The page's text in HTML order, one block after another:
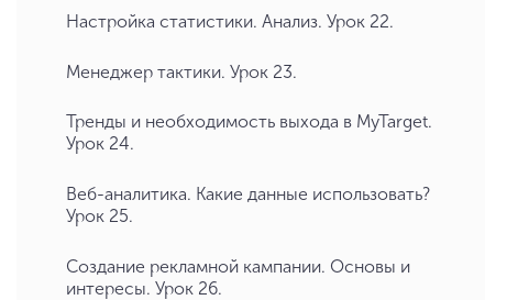
Настройка статистики. Анализ. Урок 22.
Менеджер тактики. Урок 23.
Тренды и необходимость выхода в MyTarget.
Урок 24.
Веб-аналитика. Какие данные использовать?
Урок 25.
Создание рекламной кампании. Основы и
интересы. Урок 26.